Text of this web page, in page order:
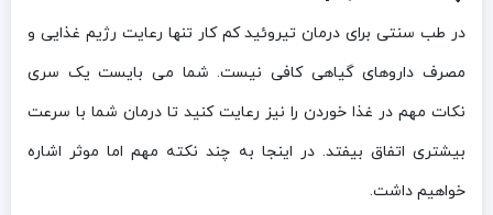
در طب سنتی برای درمان تیروئید کم کار تنها رعایت رژیم غذایی و
مصرف داروهای گیاهی کافی نیست. شما می بایست یک سری
نکات مهم در غذا خوردن را نیز رعایت کنید تا درمان شما با سرعت
بیشتری اتفاق بیفتد. در اینجا به چند نکته مهم اما موثر اشاره
خواهیم داشت.